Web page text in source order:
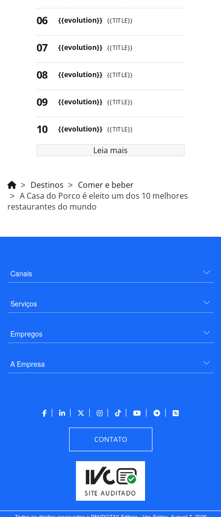
{{evolution}} {{TITLE}}
{{evolution}} {{TITLE}}
{{evolution}} {{TITLE}}
{{evolution}} {{TITLE}}
{{evolution}} {{TITLE}}
Leia mais
Destinos
Comer e beber
A Casa do Porco é eleito um dos 10 melhores
restaurantes do mundo
Canais
Serviços
Empregos
A Empresa
CONTATO